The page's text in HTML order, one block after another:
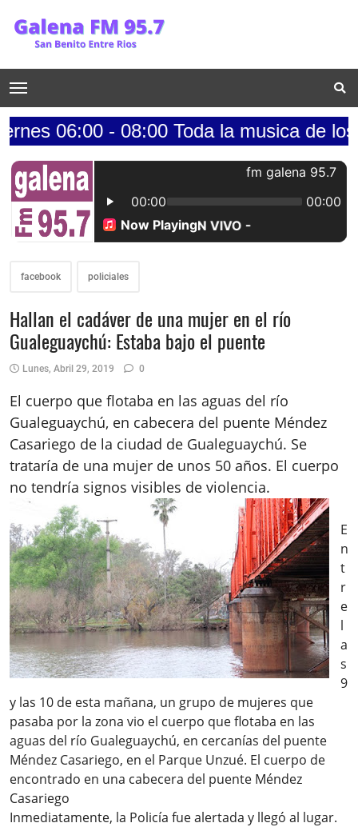
- 08:00 Toda la musica de los
facebook policiales
Hallan el cadáver de una mujer en el río
Gualeguaychú: Estaba bajo el puente
Lunes, Abril 29, 2019 0
El cuerpo que flotaba en las aguas del río
Gualeguaychú, en cabecera del puente Méndez
Casariego de la ciudad de Gualeguaychú. Se
trataría de una mujer de unos 50 años. El cuerpo
no tendría signos visibles de violencia.
E
n
t
r
e
l
a
s
9
y las 10 de esta mañana, un grupo de mujeres que
pasaba por la zona vio el cuerpo que flotaba en las
aguas del río Gualeguaychú, en cercanías del puente
Méndez Casariego, en el Parque Unzué. El cuerpo de
encontrado en una cabecera del puente Méndez
Casariego
Inmediatamente, la Policía fue alertada y llegó al lugar.